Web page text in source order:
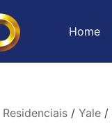
Home
Residenciais/ Yale/